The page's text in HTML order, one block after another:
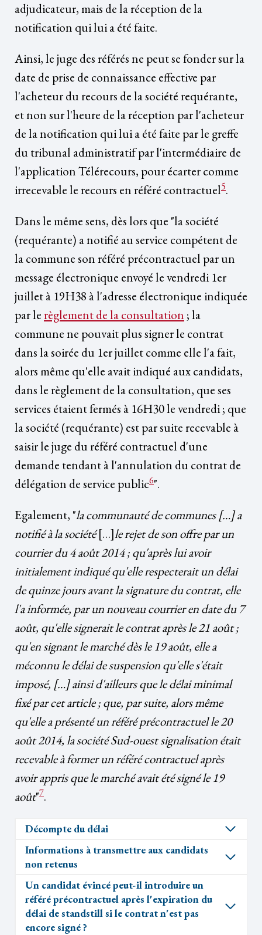
adjudicateur, mais de la réception de la
notification qui lui a été faite.
Ainsi, le juge des référés ne peut se fonder sur la
date de prise de connaissance effective par
l'acheteur du recours de la société requérante,
et non sur l'heure de la réception par l'acheteur
de la notification qui lui a été faite par le greffe
du tribunal administratif par l'intermédiaire de
l'application Télérecours, pour écarter comme
irrecevable le recours en référé contractuel5.
Dans le même sens, dès lors que "la société
(requérante) a notifié au service compétent de
la commune son référé précontractuel par un
message électronique envoyé le vendredi 1er
juillet à 19H38 à l'adresse électronique indiquée
par lerèglement de la consultation ; la
commune ne pouvait plus signer le contrat
dans la soirée du 1er juillet comme elle l'a fait,
alors même qu'elle avait indiqué aux candidats,
dans le règlement de la consultation, que ses
services étaient fermés à 16H30 le vendredi ; que
la société (requérante) est par suite recevable à
saisir le juge du référé contractuel d'une
demande tendant à l'annulation du contrat de
délégation de service public6".
Egalement, "la communauté de communes […] a
notifié à la société[…]le rejet de son offre par un
courrier du 4 août 2014 ; qu'après lui avoir
initialement indiqué qu'elle respecterait un délai
de quinze jours avant la signature du contrat, elle
l'a informée, par un nouveau courrier en date du 7
août, qu'elle signerait le contrat après le 21 août ;
qu'en signant le marché dès le 19 août, elle a
méconnu le délai de suspension qu'elle s'était
imposé, […] ainsi d'ailleurs que le délai minimal
fixé par cet article ; que, par suite, alors même
qu'elle a présenté un référé précontractuel le 20
août 2014, la société Sud-ouest signalisation était
recevable à former un référé contractuel après
avoir appris que le marché avait été signé le 19
août"7.
Décompte du délai
Informations à transmettre aux candidats
non retenus
Un candidat évincé peut-il introduire un
référé précontractuel après l'expiration du
délai de standstill si le contrat n'est pas
encore signé ?